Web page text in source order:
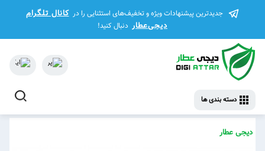
جدیدترین پیشنهادات ویژه و تخفیف‌های استثنایی را در کانال تلگرام
دیجی‌عطار دنبال کنید!
دسته بندی ها
دیجی عطار